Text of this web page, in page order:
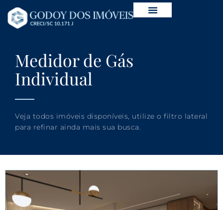
Medidor de Gás
Individual
Veja todos imóveis disponíveis, utilize o filtro lateral
para refinar ainda mais sua busca.